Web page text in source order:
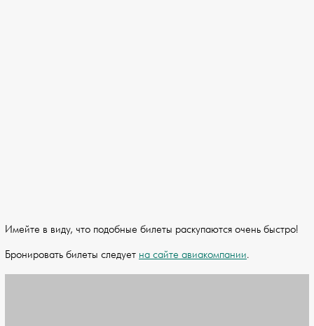
Имейте в виду, что подобные билеты раскупаются очень быстро!
Бронировать билеты следует на сайте авиакомпании.